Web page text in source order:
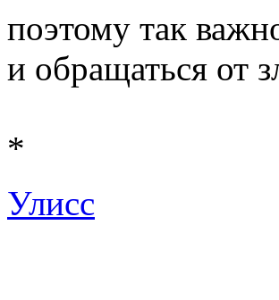
поэтому так
и обращаться от
*
Улисс